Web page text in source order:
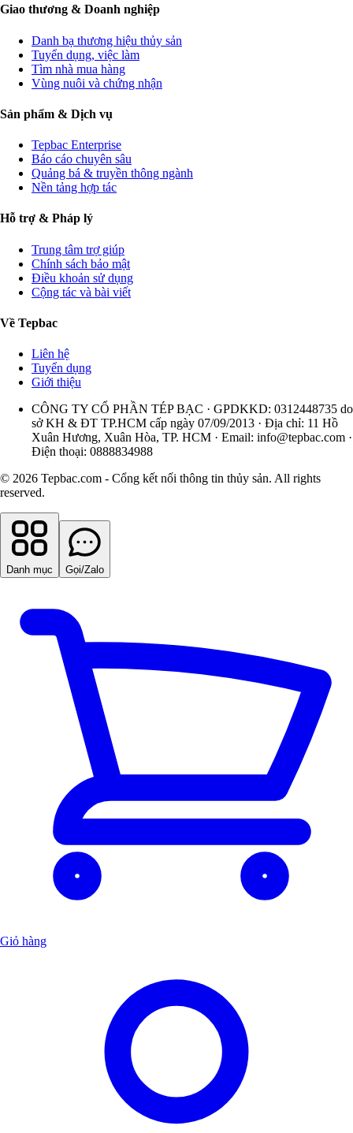
Giao thương & Doanh nghiệp
Danh bạ thương hiệu thủy sản
Tuyển dụng, việc làm
Tìm nhà mua hàng
Vùng nuôi và chứng nhận
Sản phẩm & Dịch vụ
Tepbac Enterprise
Báo cáo chuyên sâu
Quảng bá & truyền thông ngành
Nền tảng hợp tác
Hỗ trợ & Pháp lý
Trung tâm trợ giúp
Chính sách bảo mật
Điều khoản sử dụng
Cộng tác và bài viết
Về Tepbac
Liên hệ
Tuyển dụng
Giới thiệu
CÔNG TY CỔ PHẦN TÉP BẠC · GPDKKD: 0312448735 do
sở KH & ĐT TP.HCM cấp ngày 07/09/2013 · Địa chỉ: 11 Hồ
Xuân Hương, Xuân Hòa, TP. HCM · Email: info@tepbac.com ·
Điện thoại: 0888834988
© 2026 Tepbac.com - Cổng kết nối thông tin thủy sản. All rights
reserved.
Danh mục Gọi/Zalo
Giỏ hàng